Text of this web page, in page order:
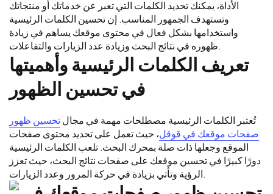
الأداة، يمكنك تحديد الكلمات التي تعبر عن خدماتك أو منتجاتك
وتستهدف الجمهور المناسب. إن تحسين الكلمات الرئيسية
واستخدامها بشكل فعال في محتوى موقعك يساهم في زيادة
ظهوره في نتائج البحث وزيادة عدد الزيارات والتفاعلات.
تعريف الكلمات الرئيسية وأهميتها
في تحسين الظهور
تُعتبر الكلمات الرئيسية مصطلحات مهمة في مجالتحسين ظهور
صفحات موقعك في قوقل، حيث تعمل على تحديد محتوى صفحات
الموقع وجعلها ذات صلة بمحرك البحث. تلعب الكلمات الرئيسية
دورًا كبيرًا في تحسين موقعك على صفحات نتائج البحث، حيث تعزز
الرؤية وتأتي بزيادة في حركة المرور وعدد الزيارات.